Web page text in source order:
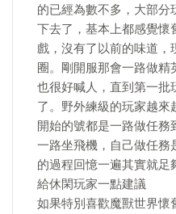
的已經為數不多，大部分
下去了，基本上都感覺懷
戲，沒有了以前的味道，
圈。剛開服那會一路做精
也很好喊人，直到第一批
了。野外練級的玩家越來
開始的號都是一路做任務
一路坐飛機，自己做任務
的過程回憶一遍其實就足
給休閑玩家一點建議
如果特別喜歡魔獸世界懷